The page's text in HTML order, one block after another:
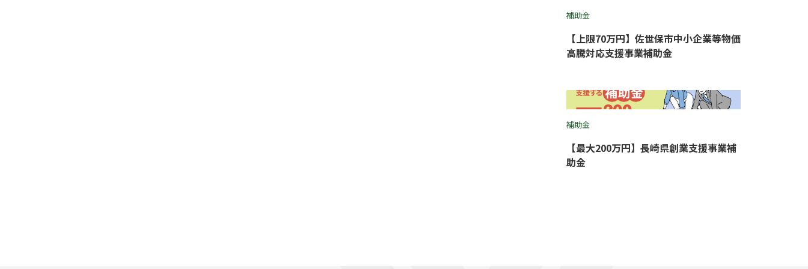
補助金
【上限70万円】佐世保市中小企業等物価
高騰対応支援事業補助金
補助金
【最大200万円】長崎県創業支援事業補
助金